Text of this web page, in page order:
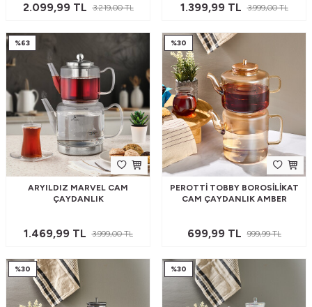
2.099,99TL 3.219,00TL 1.399,99TL 3.999,00TL
%63
ARYILDIZ MARVEL CAM
ÇAYDANLIK
1.469,99TL 3.999,00TL
%30
PEROTTI TOBBY BOROSILIKAT
CAM ÇAYDANLIK AMBER
699,99TL 999,99TL
%30 %30